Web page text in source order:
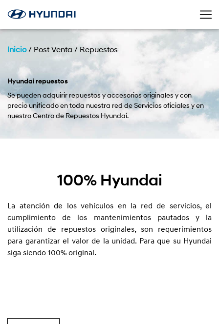
Inicio/ Post Venta / Repuestos
Hyundai repuestos
Se pueden adquirir repuestos y accesorios originales y con
precio unificado en toda nuestra red de Servicios oficiales y en
nuestro Centro de Repuestos Hyundai.
100% Hyundai
La atención de los vehículos en la red de servicios, el
cumplimiento de los mantenimientos pautados y la
utilización de repuestos originales, son requerimientos
para garantizar el valor de la unidad. Para que su Hyundai
siga siendo 100% original.